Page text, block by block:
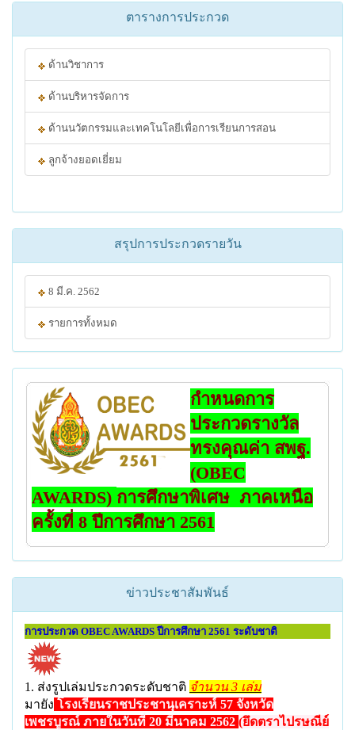
ตารางการประกวด
ด้านวิชาการ
ด้านบริหารจัดการ
ด้านนวัตกรรมและเทคโนโลยีเพื่อการเรียนการสอน
ลูกจ้างยอดเยี่ยม
สรุปการประกวดรายวัน
8 มี.ค. 2562
รายการทั้งหมด
กำหนดการ
ประกวดรางวัล
ทรงคุณค่า สพฐ.
(OBEC
AWARDS) การศึกษาพิเศษ ภาคเหนือ
ครั้งที่ 8 ปีการศึกษา 2561
ข่าวประชาสัมพันธ์
การประกวด OBEC AWARDS ปีการศึกษา 2561 ระดับชาติ
1. ส่งรูปเล่มประกวดระดับชาติ จำนวน 3 เล่ม
มายัง โรงเรียนราชประชานุเคราะห์ 57 จังหวัด
เพชรบูรณ์ ภายในวันที่ 20 มีนาคม 2562 (ยึดตราไปรษณีย์